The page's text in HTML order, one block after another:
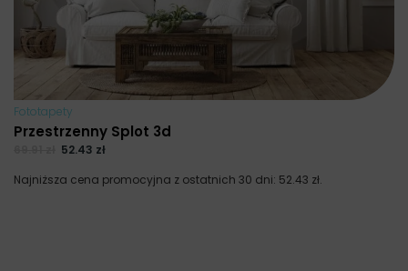
Fototapety
Przestrzenny Splot 3d
52.43 zł
Najniższa cena promocyjna z ostatnich 30 dni: 52.43 zł.